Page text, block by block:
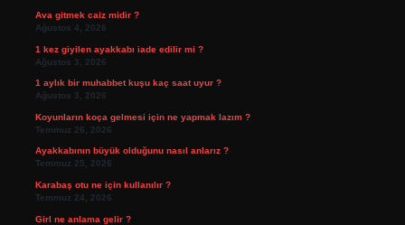
Ava gitmek caiz midir ?
Ağustos 4, 2026
1 kez giyilen ayakkabı iade edilir mi ?
Ağustos 3, 2026
1 aylık bir muhabbet kuşu kaç saat uyur ?
Ağustos 3, 2026
Koyunların koça gelmesi için ne yapmak lazım ?
Temmuz 26, 2026
Ayakkabının büyük olduğunu nasıl anlarız ?
Temmuz 25, 2026
Karabaş otu ne için kullanılır ?
Temmuz 24, 2026
Girl ne anlama gelir ?